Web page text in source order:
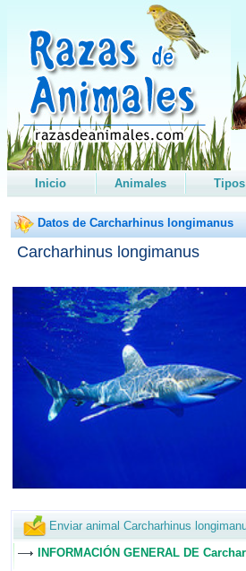
Inicio Animales Tipos
Datos de Carcharhinus longimanus
Carcharhinus longimanus
Enviar animal Carcharhinus
INFORMACIÓN GENERAL DE